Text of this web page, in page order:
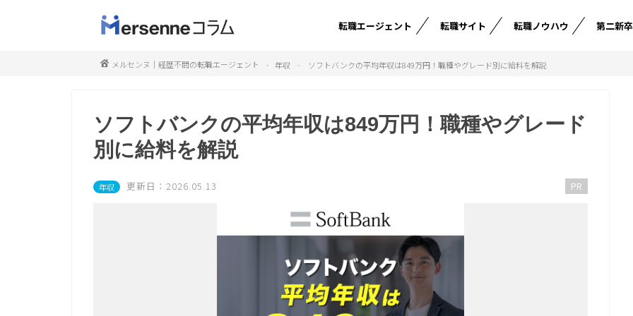
転職エージェント 転職サイト 転職ノウハウ 第二新卒
メルセンヌ｜経歴不問の転職エージェント 年収 ソフトバンクの平均年収は849万円！職種やグレード別に給料を解説
ソフトバンクの平均年収は849万円！職種やグレード
別に給料を解説
年収 更新日：2026.05.13 PR